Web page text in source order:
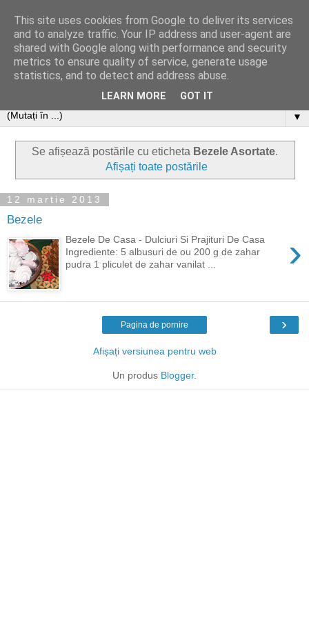
▼
Se afișează postările cu eticheta Bezele Asortate.
Afișați toate postările
12 martie 2013
Bezele
›
Bezele De Casa - Dulciuri Si Prajituri De Casa
Ingrediente: 5 albusuri de ou 200 g de zahar
pudra 1 pliculet de zahar vanilat ...
›
Pagina de pornire
Afișați versiunea pentru web
Un produs Blogger.
This site uses cookies from Google to deliver its services
and to analyze traffic. Your IP address and user-agent are
shared with Google along with performance and security
metrics to ensure quality of service, generate usage
statistics, and to detect and address abuse.
LEARN MORE GOT IT